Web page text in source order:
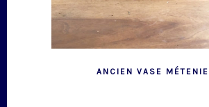
ANCIEN VASE